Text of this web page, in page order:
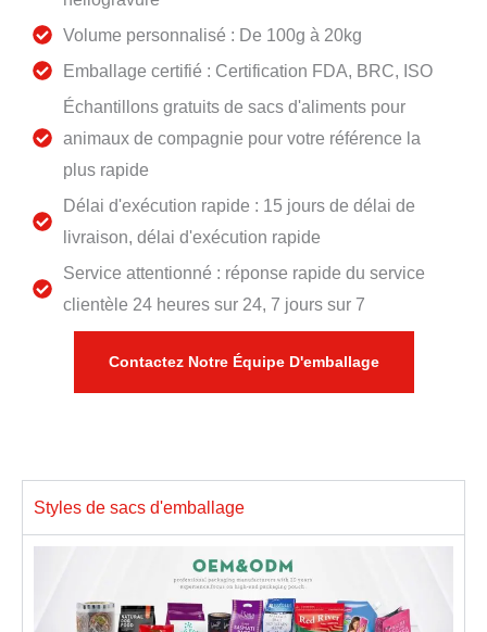
Volume personnalisé : De 100g à 20kg
Emballage certifié : Certification FDA, BRC, ISO
Échantillons gratuits de sacs d'aliments pour
animaux de compagnie pour votre référence la
plus rapide
Délai d'exécution rapide : 15 jours de délai de
livraison, délai d'exécution rapide
Service attentionné : réponse rapide du service
clientèle 24 heures sur 24, 7 jours sur 7
Contactez Notre Équipe D'emballage
Styles de sacs d'emballage